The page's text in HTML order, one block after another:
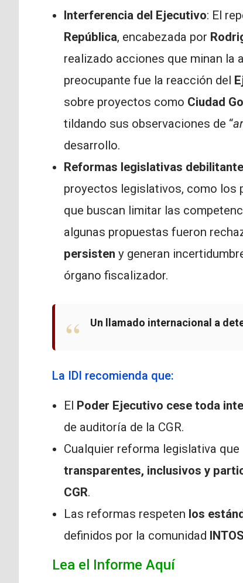
Interferencia del Ejecutivo: El
República, encabezada por
realizado acciones que minan la
preocupante fue la reacción del
sobre proyectos como Ciudad
tildando sus observaciones de “
desarrollo.
Reformas legislativas
proyectos legislativos, como los
que buscan limitar las
algunas propuestas fueron
persisten y generan
órgano fiscalizador.
Un llamado internacional a
La IDI recomienda que:
El Poder Ejecutivo cese toda
de auditoría de la CGR.
Cualquier reforma legislativa
transparentes, inclusivos y
CGR.
Las reformas respeten los
definidos por la comunidad
Lea el Informe Aquí